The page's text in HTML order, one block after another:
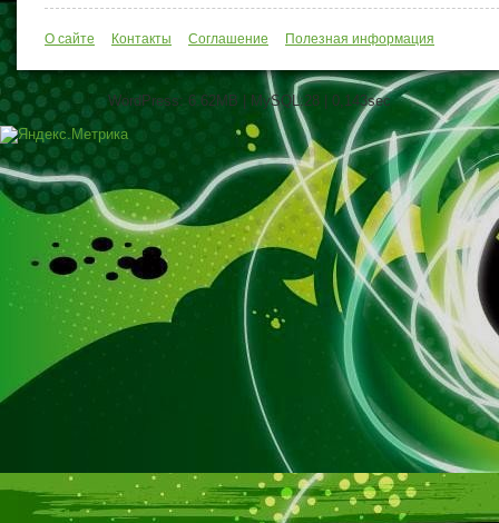
О сайте Контакты Соглашение Полезная информация
WordPress: 6.62MB | MySQL:28 | 0,143sec